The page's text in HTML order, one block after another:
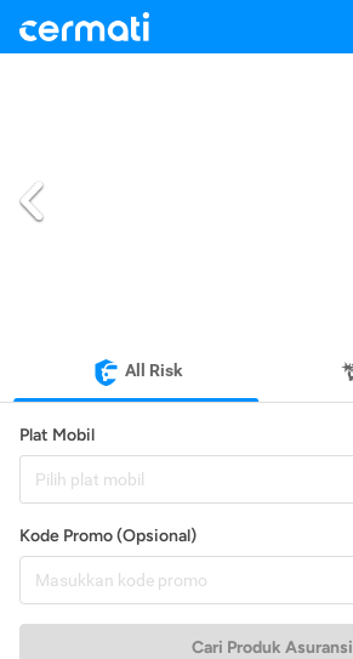
All Risk
Plat Mobil
Pilih plat mobil
Kode Promo (Opsional)
Cari Produk Asuransi